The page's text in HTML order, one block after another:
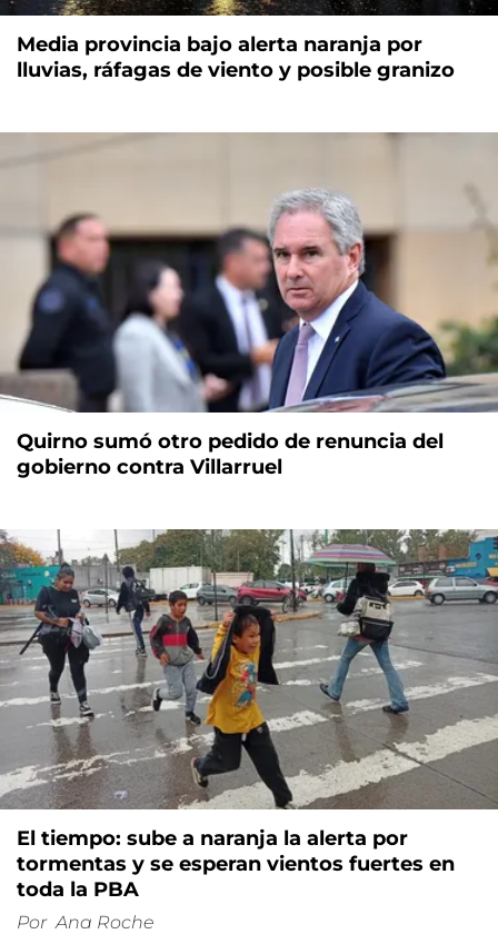
Media provincia bajo alerta naranja por
lluvias, ráfagas de viento y posible granizo
Quirno sumó otro pedido de renuncia del
gobierno contra Villarruel
El tiempo: sube a naranja la alerta por
tormentas y se esperan vientos fuertes en
toda la PBA
Por Ana Roche